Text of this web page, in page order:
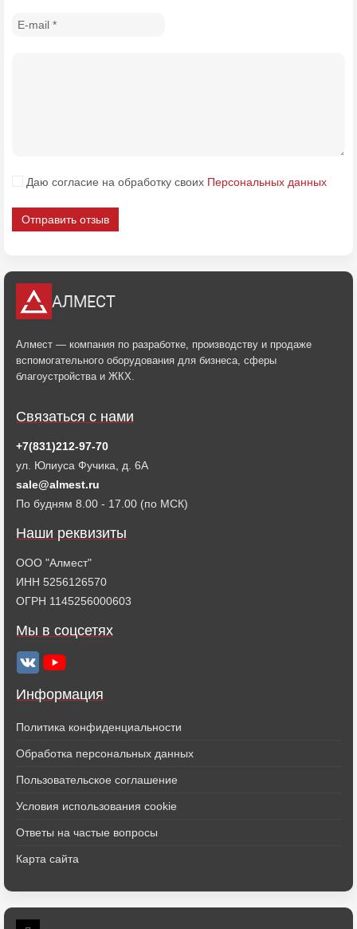
Даю согласие на обработку своих Персональных данных
Отправить отзыв
АЛМЕСТ
Алмест — компания по разработке, производству и продаже
вспомогательного оборудования для бизнеса, сферы
благоустройства и ЖКХ.
Информация
Политика конфиденциальности
Обработка персональных данных
Пользовательское соглашение
Условия использования cookie
Ответы на частые вопросы
Карта сайта
Связаться с нами
+7(831)212-97-70
ул. Юлиуса Фучика, д. 6А
sale@almest.ru
По будням 8.00 - 17.00 (по МСК)
Наши реквизиты
ООО "Алмест"
ИНН 5256126570
ОГРН 1145256000603
Мы в соцсетях